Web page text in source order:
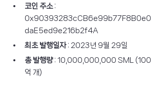
코인 주소 :
0x90393283cCB6e99b77F8B0e0
daE5ed9e216b2f4A
최초 발행일자 : 2023년 9월 29일
총 발행량 : 10,000,000,000 SML (100
억 개)